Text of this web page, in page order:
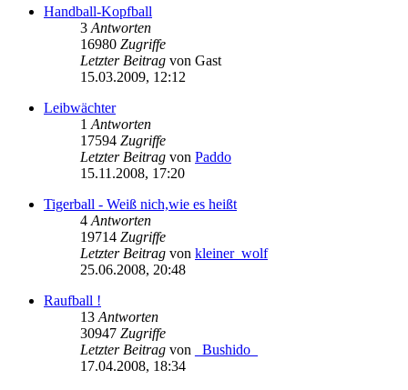
Handball-Kopfball
3 Antworten
16980 Zugriffe
Letzter Beitrag von Gast
15.03.2009, 12:12
Leibwächter
1 Antworten
17594 Zugriffe
Letzter Beitrag von Paddo
15.11.2008, 17:20
Tigerball - Weiß nich,wie es heißt
4 Antworten
19714 Zugriffe
Letzter Beitrag von kleiner_wolf
25.06.2008, 20:48
Raufball !
13 Antworten
30947 Zugriffe
Letzter Beitrag von
_Bushido_
17.04.2008, 18:34